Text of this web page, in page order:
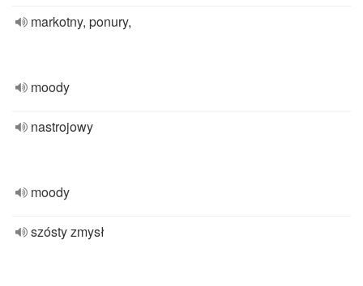
markotny, ponury,
moody
nastrojowy
moody
szósty zmysł